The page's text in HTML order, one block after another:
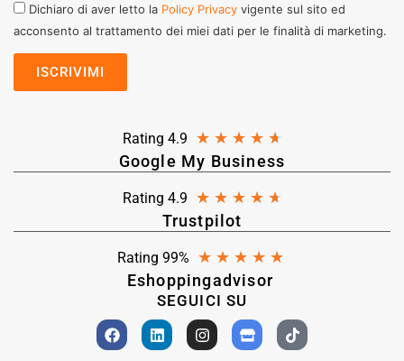
Dichiaro di aver letto la Policy Privacy vigente sul sito ed
acconsento al trattamento dei miei dati per le finalità di marketing.
Rating 4.9 ★ ★ ★ ★ ★
Google My Business
Rating 4.9 ★ ★ ★ ★ ★
Trustpilot
Rating 99% ★ ★ ★ ★ ★
Eshoppingadvisor
SEGUICI SU